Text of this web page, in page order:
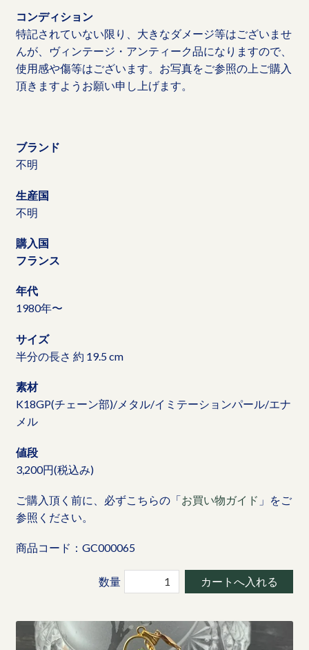
コンディション
特記されていない限り、大きなダメージ等はございませ
んが、ヴィンテージ・アンティーク品になりますので、
使用感や傷等はございます。お写真をご参照の上ご購入
頂きますようお願い申し上げます。
ブランド
不明
生産国
不明
購入国
フランス
年代
1980年〜
サイズ
半分の長さ 約 19.5 cm
素材
K18GP(チェーン部)/メタル/イミテーションパール/エナ
メル
値段
3,200円(税込み)
ご購入頂く前に、必ずこちらの「お買い物ガイド 」をご
参照ください。
商品コード：GC000065
数量